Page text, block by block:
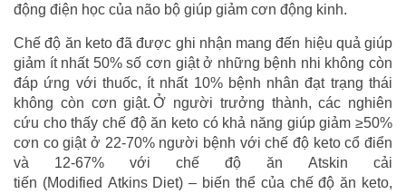
động điện học của não bộ giúp giảm cơn động kinh.
Chế độ ăn keto đã được ghi nhận mang đến hiệu quả giúp
giảm ít nhất 50% số cơn giật ở những bệnh nhi không còn
đáp ứng với thuốc, ít nhất 10% bệnh nhân đạt trạng thái
không còn cơn giật. Ở người trưởng thành, các nghiên
cứu cho thấy chế độ ăn keto có khả năng giúp giảm ≥50%
cơn co giật ở 22-70% người bệnh với chế độ keto cổ điển
và 12-67% với chế độ ăn Atskin cải
tiến (Modified Atkins Diet) – biến thể của chế độ ăn keto,